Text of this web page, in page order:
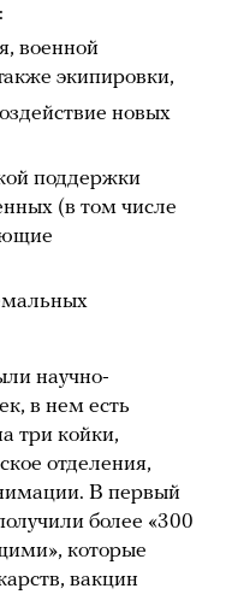
военной
экипировки,
новых
поддержки
(в том числе
научно-
в нем есть
три койки,
отделения,
В первый
более «300
которые
вакцин